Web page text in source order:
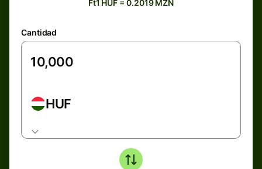
Ft1 HUF = 0.2019 MZN
Cantidad
HUF